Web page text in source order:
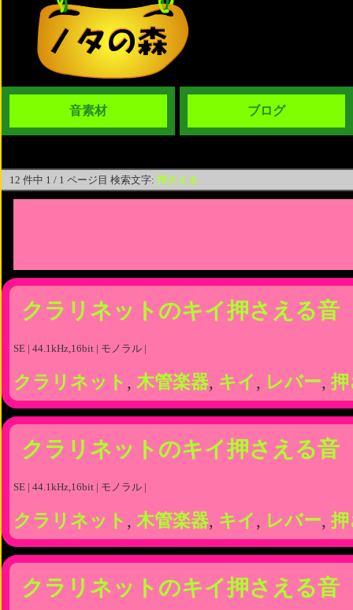
音素材 ブログ
12 件中 1 / 1 ページ目 検索文字: 押さえる
クラリネットのキイ押さえる音
SE | 44.1kHz,16bit | モノラル |
クラリネット , 木管楽器, キイ , レバー,
クラリネットのキイ押さえる音
SE | 44.1kHz,16bit | モノラル |
クラリネット , 木管楽器, キイ , レバー,
クラリネットのキイ押さえる音